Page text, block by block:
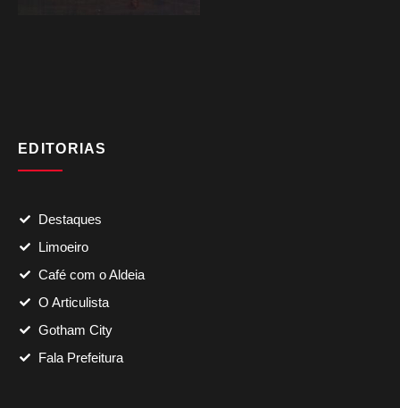
EDITORIAS
Destaques
Limoeiro
Café com o Aldeia
O Articulista
Gotham City
Fala Prefeitura